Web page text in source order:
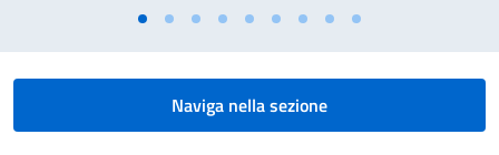
Naviga nella sezione